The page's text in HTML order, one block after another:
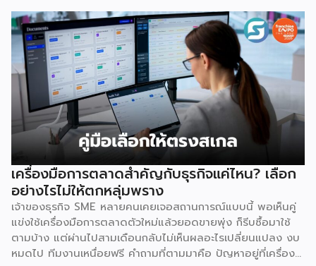
การลงทุนที่น่าสนใจและช่วยลดอุปสรรคสำหรับผู้เริ่มต้นได้อย่างมี
ประสิทธิภาพ เหตุผลประการแรกคือ การมีโมเดลธุรกิจที่ชัดเจน
และพร้อมนำไปใช้ทันที ซึ่งถือเป็นการลดความเสี่ยงด้านการลงทุน
ได้อย่างดีที่สุด เนื่องจากผู้ลงทุนไม่จำเป็นต้องเสียเวลาลองผิด
ลองถูกเอง ระบบแฟรนไชส์ถูกออกแบบและผ่านการพิสูจน์ความ
สำเร็จมาแล้วโดยเจ้าของแบรนด์ ซึ่งมีการจัดเตรียมอุปกรณ์
โครงสร้างร้านตามมาตรฐาน พร้อมคู่มือการปฏิบัติงานที่ชัดเจน
อีกทั้งยังมีทีมงานคอยช่วยสอนงานทั้งภาคทฤษฎีและปฏิบัติก่อน
เปิดร้านจริง ทำให้ผู้ซื้อแฟรนไชส์สามารถควบคุมคุณภาพของ
สินค้าและบริการให้เป็นไปตามมาตรฐานได้อย่างง่ายดาย เหตุผล
ประการต่อมาคือ แบรนด์มีชื่อเสียงและมีฐานลูกค้าที่แข็งแกร่งอยู่
แล้ว การซื้อแฟรนไชส์ทำให้ผู้ลงทุนได้ครอบครองแบรนด์ที่เป็นที่
รู้จักในตลาด ส่งผลให้มีกลุ่มลูกค้าพร้อมอุดหนุนตั้งแต่วันแรกที่
เปิดทำการ นอกจากนี้ เจ้าของแบรนด์ยังทำการตลาด
ประชาสัมพันธ์ และสร้างการรับรู้แบรนด์อย่างต่อเนื่อง ซึ่งช่วยให้
ผู้ลงทุนประหยัดงบประมาณด้านการตลาดและสร้างความเชื่อมั่น
ให้กับผู้บริโภคได้อย่างรวดเร็ว ประการที่สามคือ การมีที่ปรึกษา
เครื่องมือการตลาดสำคัญกับธุรกิจแค่ไหน? เลือก
อย่างไรไม่ให้ตกหลุ่มพราง
เจ้าของธุรกิจ SME หลายคนเคยเจอสถานการณ์แบบนี้ พอเห็นคู่
แข่งใช้เครื่องมือการตลาดตัวใหม่แล้วยอดขายพุ่ง ก็รีบซื้อมาใช้
ตามบ้าง แต่ผ่านไปสามเดือนกลับไม่เห็นผลอะไรเปลี่ยนแปลง งบ
หมดไป ทีมงานเหนื่อยฟรี คำถามที่ตามมาคือ ปัญหาอยู่ที่เครื่อง